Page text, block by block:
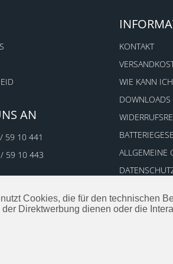
AN
59 10 441
59 10 443
KONTAKT
WIE KANN
DOWNLOADS
ALLGEMEINE
Cookies, die für den technischen
Direktwerbung dienen oder die